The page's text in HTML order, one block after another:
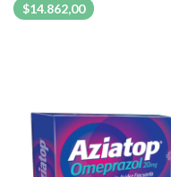
$14.862,00